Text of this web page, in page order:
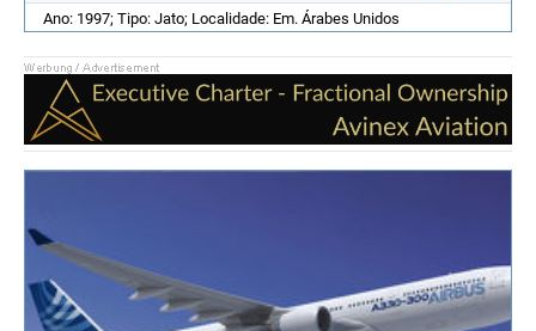
Ano: 1997; Tipo: Jato; Localidade: Em. Árabes Unidos